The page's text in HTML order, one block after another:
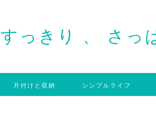
すっきり 、 さっ
片付けと収納 シンプルライフ